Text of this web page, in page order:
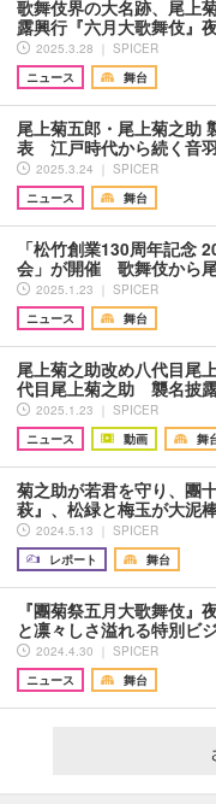
歌舞伎界の大名跡、尾上
露興行『六月大歌舞伎
2025.3.28 ｜ SPICER
ニュース
舞台
尾上菊五郎・尾上菊之助
表 江戸時代から続く音
2025.3.24 ｜ SPICER
ニュース
舞台
「松竹創業130周年記念
会」が開催 歌舞伎から
2025.1.23 ｜ SPICER
ニュース
舞台
尾上菊之助改め八代目尾
代目尾上菊之助 襲名披
2025.1.23 ｜ SPICER
ニュース
動画 舞
菊之助が若君を守り、團
萩』、松緑と梅玉が大泥
2024.5.13 ｜ SPICER
レポート
舞台
『團菊祭五月大歌舞伎』
と凛々しさ溢れる特別
2024.4.30 ｜ SPICER
ニュース
舞台